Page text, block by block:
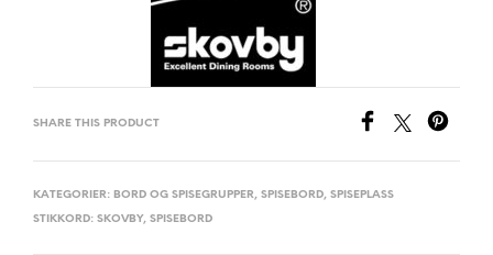
SHARE THIS PRODUCT
KATEGORIER: BORD OG SPISEGRUPPER, SPISEBORD, SPISEPLASS
STIKKORD: SKOVBY, SPISEBORD